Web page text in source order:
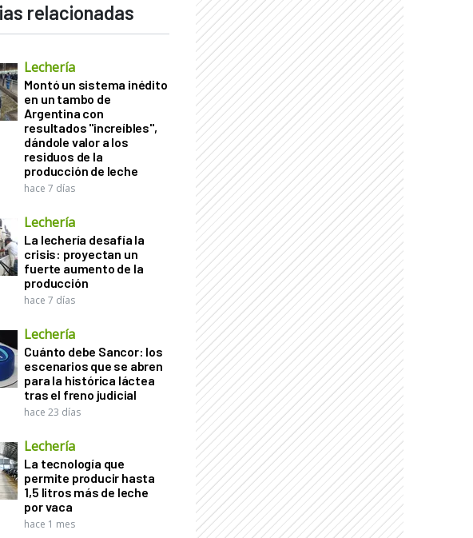
relacionadas
Lechería
Montó un sistema inédito
en un tambo de
Argentina con
resultados "increíbles",
dándole valor a los
residuos de la
producción de leche
hace 7 días
Lechería
La lechería desafía la
crisis: proyectan un
fuerte aumento de la
producción
hace 7 días
Lechería
Cuánto debe Sancor: los
escenarios que se abren
para la histórica láctea
tras el freno judicial
hace 23 días
Lechería
La tecnología que
permite producir hasta
1,5 litros más de leche
por vaca
hace 1 mes